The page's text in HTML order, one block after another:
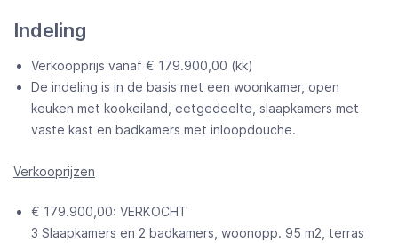
Indeling
Verkoopprijs vanaf € 179.900,00 (kk)
De indeling is in de basis met een woonkamer, open
keuken met kookeiland, eetgedeelte, slaapkamers met
vaste kast en badkamers met inloopdouche.
Verkooprijzen
€ 179.900,00: VERKOCHT
3 Slaapkamers en 2 badkamers, woonopp. 95 m2, terras